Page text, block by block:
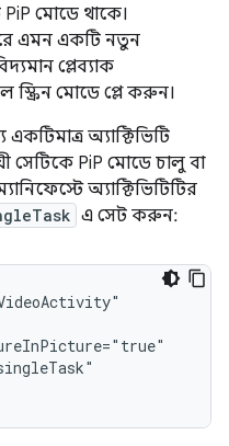
PiP মোডে থাকে।
এমন একটি নতুন
প্লেব্যাক
স্ক্রিন মোডে প্লে করুন।
অ্যাক্টিভিটি
সেটিকে PiP মোডে চালু বা
অ্যাক্টিভিটিটির
এ সেট করুন: